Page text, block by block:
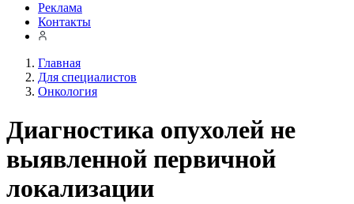
Реклама
Контакты
Главная
Для специалистов
Онкология
Диагностика опухолей не
выявленной первичной
локализации